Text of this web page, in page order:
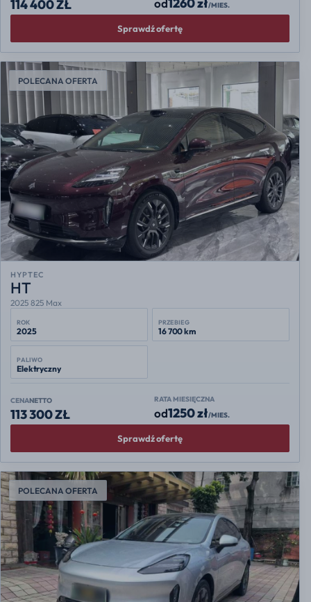
114 400 ZŁ od1260 zł/MIES.
Sprawdź ofertę
POLECANA OFERTA
HYPTEC
HT
2025 825 Max
ROK
2025
PRZEBIEG
16 700 km
PALIWO
Elektryczny
CENANETTO
113 300 ZŁ
RATA MIESIĘCZNA
od1250 zł/MIES.
Sprawdź ofertę
POLECANA OFERTA